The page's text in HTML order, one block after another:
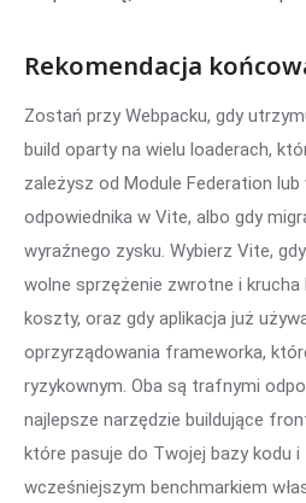
Rekomendacja
Zostań przy Webpacku, gdy
build oparty na wielu loaderach,
zależysz od Module Federation
odpowiednika w Vite, albo gdy
wyraźnego zysku. Wybierz Vite,
wolne sprzężenie zwrotne i
koszty, oraz gdy aplikacja już
oprzyrządowania frameworka,
ryzykownym. Oba są trafnymi
najlepsze narzędzie buildujące
które pasuje do Twojej bazy kodu
wcześniejszym benchmarkiem